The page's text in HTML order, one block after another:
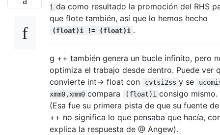
i da como resultado la promoción del RHS
que flote también, así que lo hemos hecho
(float)i != (float)i .
g ++ también genera un bucle infinito, pero
optimiza el trabajo desde dentro. Puede ver
convierte int-> float con
cvtsi2ss y se
xmm0,xmm0 compara (float)i consigo mismo.
(Esa fue su primera pista de que su fuente
++ no significa lo que pensaba que hacía,
explica la respuesta de @ Angew).